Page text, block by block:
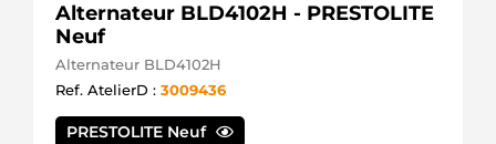
Alternateur BLD4102H - PRESTOLITE
Neuf
Alternateur BLD4102H
Ref. AtelierD : 3009436
PRESTOLITE Neuf